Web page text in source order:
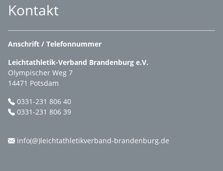
Kontakt
Anschrift / Telefonnummer
Leichtathletik-Verband Brandenburg e.V.
Olympischer Weg 7
14471 Potsdam
0331-231 806 40
0331-231 806 39
info(@)leichtathletikverband-brandenburg.de